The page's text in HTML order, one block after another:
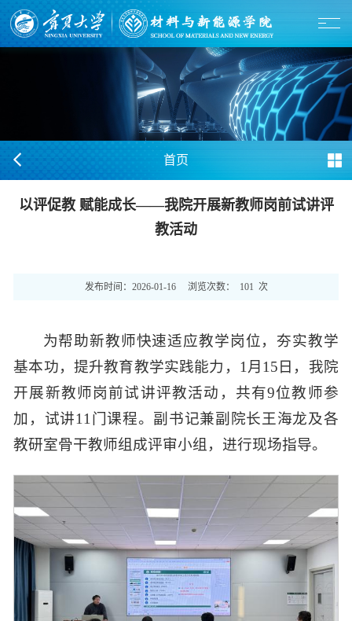
首页
以评促教 赋能成长——我院开展新教师岗前试讲评
教活动
发布时间： 2026-01-16 浏览次数： 101 次
为帮助新教师快速适应教学岗位，夯实教学
基本功，提升教育教学实践能力，1月15日，我院
开展新教师岗前试讲评教活动，共有9位教师参
加，试讲11门课程。副书记兼副院长王海龙及各
教研室骨干教师组成评审小组，进行现场指导。